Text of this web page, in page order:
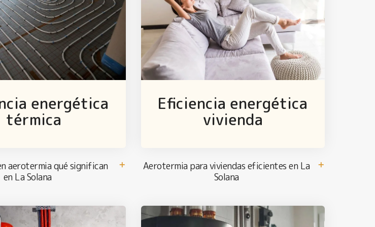
energética
térmica
aerotermia qué significan
en La Solana
Eficiencia energética
vivienda
Aerotermia para viviendas eficientes en La
Solana